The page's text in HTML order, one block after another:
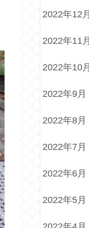
2022年12月
2022年11月
2022年10月
2022年9月
2022年8月
2022年7月
2022年6月
2022年5月